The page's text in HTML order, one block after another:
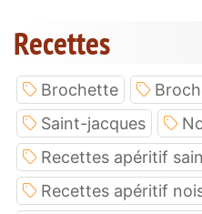
Recettes
Brochette
Saint-jacques
Recettes apéritif
Recettes apéritif